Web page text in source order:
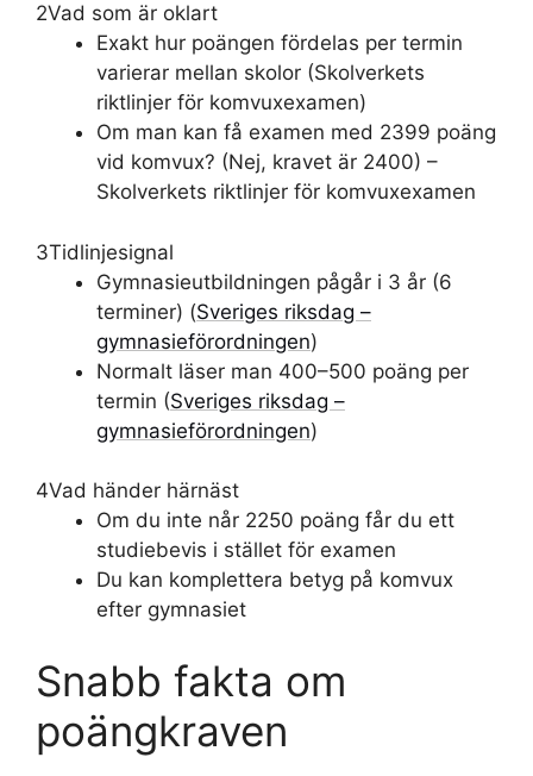
2Vad som är oklart
Exakt hur poängen fördelas per termin
varierar mellan skolor (Skolverkets
riktlinjer för komvuxexamen)
Om man kan få examen med 2399 poäng
vid komvux? (Nej, kravet är 2400) –
Skolverkets riktlinjer för komvuxexamen
3Tidlinjesignal
Gymnasieutbildningen pågår i 3 år (6
terminer) (Sveriges riksdag –
gymnasieförordningen)
Normalt läser man 400–500 poäng per
termin (Sveriges riksdag –
gymnasieförordningen)
4Vad händer härnäst
Om du inte når 2250 poäng får du ett
studiebevis i stället för examen
Du kan komplettera betyg på komvux
efter gymnasiet
Snabb fakta om
poängkraven